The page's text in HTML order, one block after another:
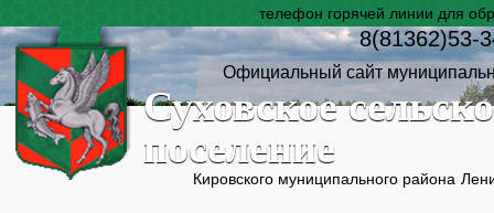
телефон горячей линии для
8(81362)53-
Официальный сайт
Суховское
поселение
Кировского муниципального района